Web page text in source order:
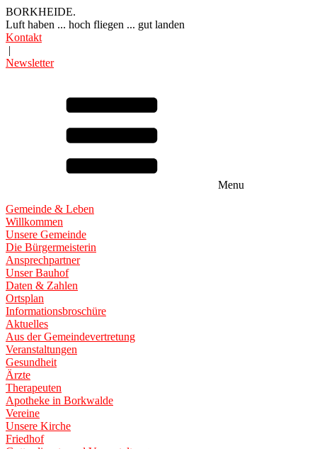
BORKHEIDE.
Luft haben ... hoch fliegen ... gut landen
Kontakt
|
Newsletter
Menu
Gemeinde & Leben
Willkommen
Unsere Gemeinde
Die Bürgermeisterin
Ansprechpartner
Unser Bauhof
Daten & Zahlen
Ortsplan
Informationsbroschüre
Aktuelles
Aus der Gemeindevertretung
Veranstaltungen
Gesundheit
Ärzte
Therapeuten
Apotheke in Borkwalde
Vereine
Unsere Kirche
Friedhof